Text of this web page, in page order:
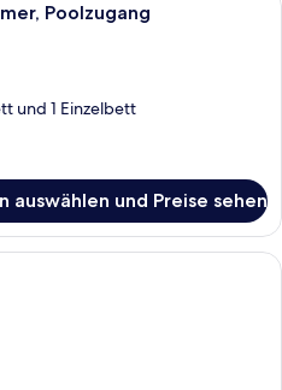
Poolzugang
und 1 Einzelbett
auswählen und Preise sehen
Ein Badezimmer mit Duschkabine